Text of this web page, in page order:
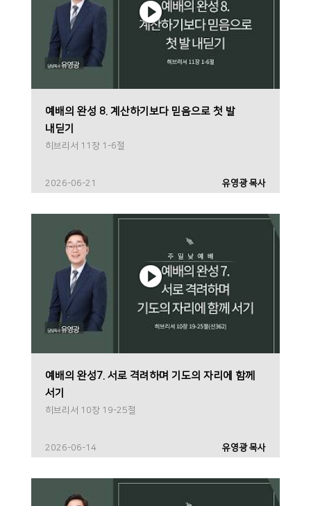
예배의 완성 8. 계산하기보다 믿음으로 첫 발
내딛기
히브리서 11장 1-6절
2026-06-21 유영광 목사
예배의 완성7. 서로 격려하며 기도의 자리에 함께
서기
히브리서 10장 19-25절
2026-06-14 유영광 목사